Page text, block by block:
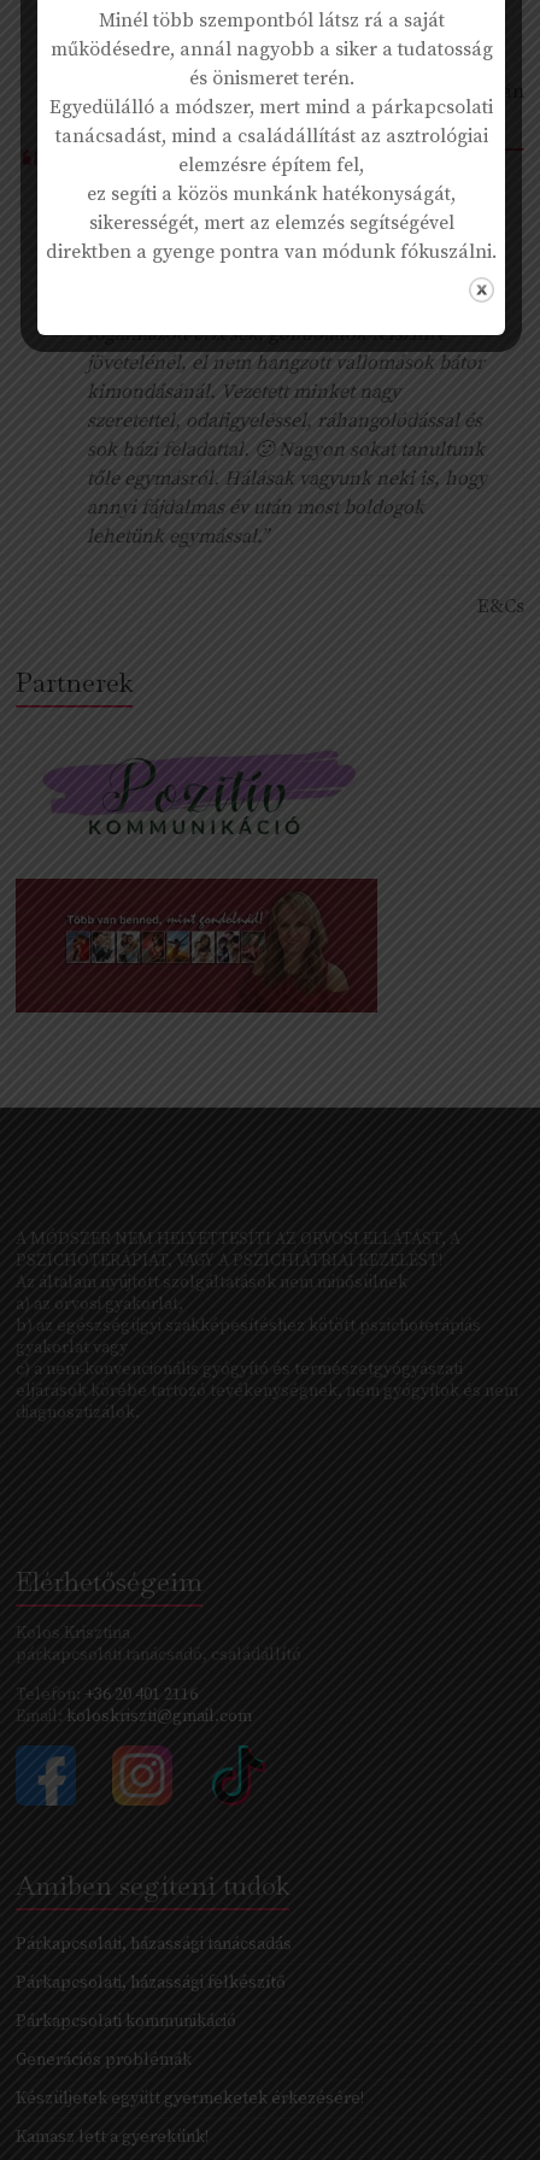
sokat is tanultam...”
K. Zoltán
“A legjobb pillanatban találkoztunk Krisztivel.
Amikor már belefáradtunk a sok éves,
fájdalmas küzdelembe, és eszköztelenül, de
nyugodt kedvességével bábáskodott meg nem
fogalmazott érzések, gondolatok felszínre
jövetelénél, el nem hangzott vallomások bátor
kimondásánál. Vezetett minket nagy
szeretettel, odafigyeléssel, ráhangolódással és
sok házi feladattal. 🙂 Nagyon sokat tanultunk
tőle egymásról. Hálásak vagyunk neki is, hogy
annyi fájdalmas év után most boldogok
lehetünk egymással.”
E&Cs
Partnerek
A MÓDSZER NEM HELYETTESÍTI AZ ORVOSI ELLÁTÁST, A
PSZICHOTERÁPIÁT, VAGY A PSZICHIÁTRIAI KEZELÉST!
Az általam nyújtott szolgáltatások nem minősülnek
a) az orvosi gyakorlat,
b) az egészségügyi szakképesítéshez kötött pszichoterápiás
gyakorlat vagy
c) a nem-konvencionális gyógyító és természetgyógyászati
eljárások körébe tartozó tevékenységnek, nem gyógyítok és nem
diagnosztizálok.
Elérhetőségeim
Kolos Krisztina
párkapcsolati tanácsadó, családállító
Telefon: +36 20 401 2116
Email: koloskriszti@gmail.com
Amiben segíteni tudok
Párkapcsolati, házassági tanácsadás
Párkapcsolati, házassági felkészítő
Párkapcsolati kommunikáció
Generációs problémák
Készüljetek együtt gyermeketek érkezésére!
Kamasz lett a gyerekünk!
Minél több szempontból látsz rá a saját
működésedre, annál nagyobb a siker a tudatosság
és önismeret terén.
Egyedülálló a módszer, mert mind a párkapcsolati
tanácsadást, mind a családállítást az asztrológiai
elemzésre építem fel,
ez segíti a közös munkánk hatékonyságát,
sikerességét, mert az elemzés segítségével
direktben a gyenge pontra van módunk fókuszálni.